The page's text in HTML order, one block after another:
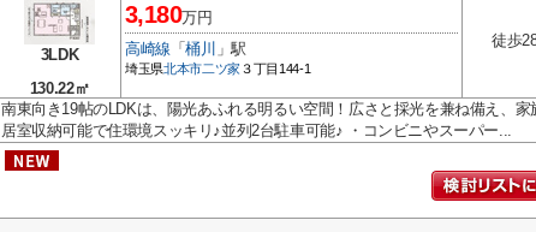
3LDK
130.22㎡
3,180万円
高崎線 「桶川 」駅
埼玉県北本市二ツ家 ３丁目144-1
徒歩
南東向き19帖のLDKは、陽光あふれる明るい空間！広さと採光を兼ね備え、
居室収納可能で住環境スッキリ♪並列2台駐車可能♪ ・コンビニやスーパー...